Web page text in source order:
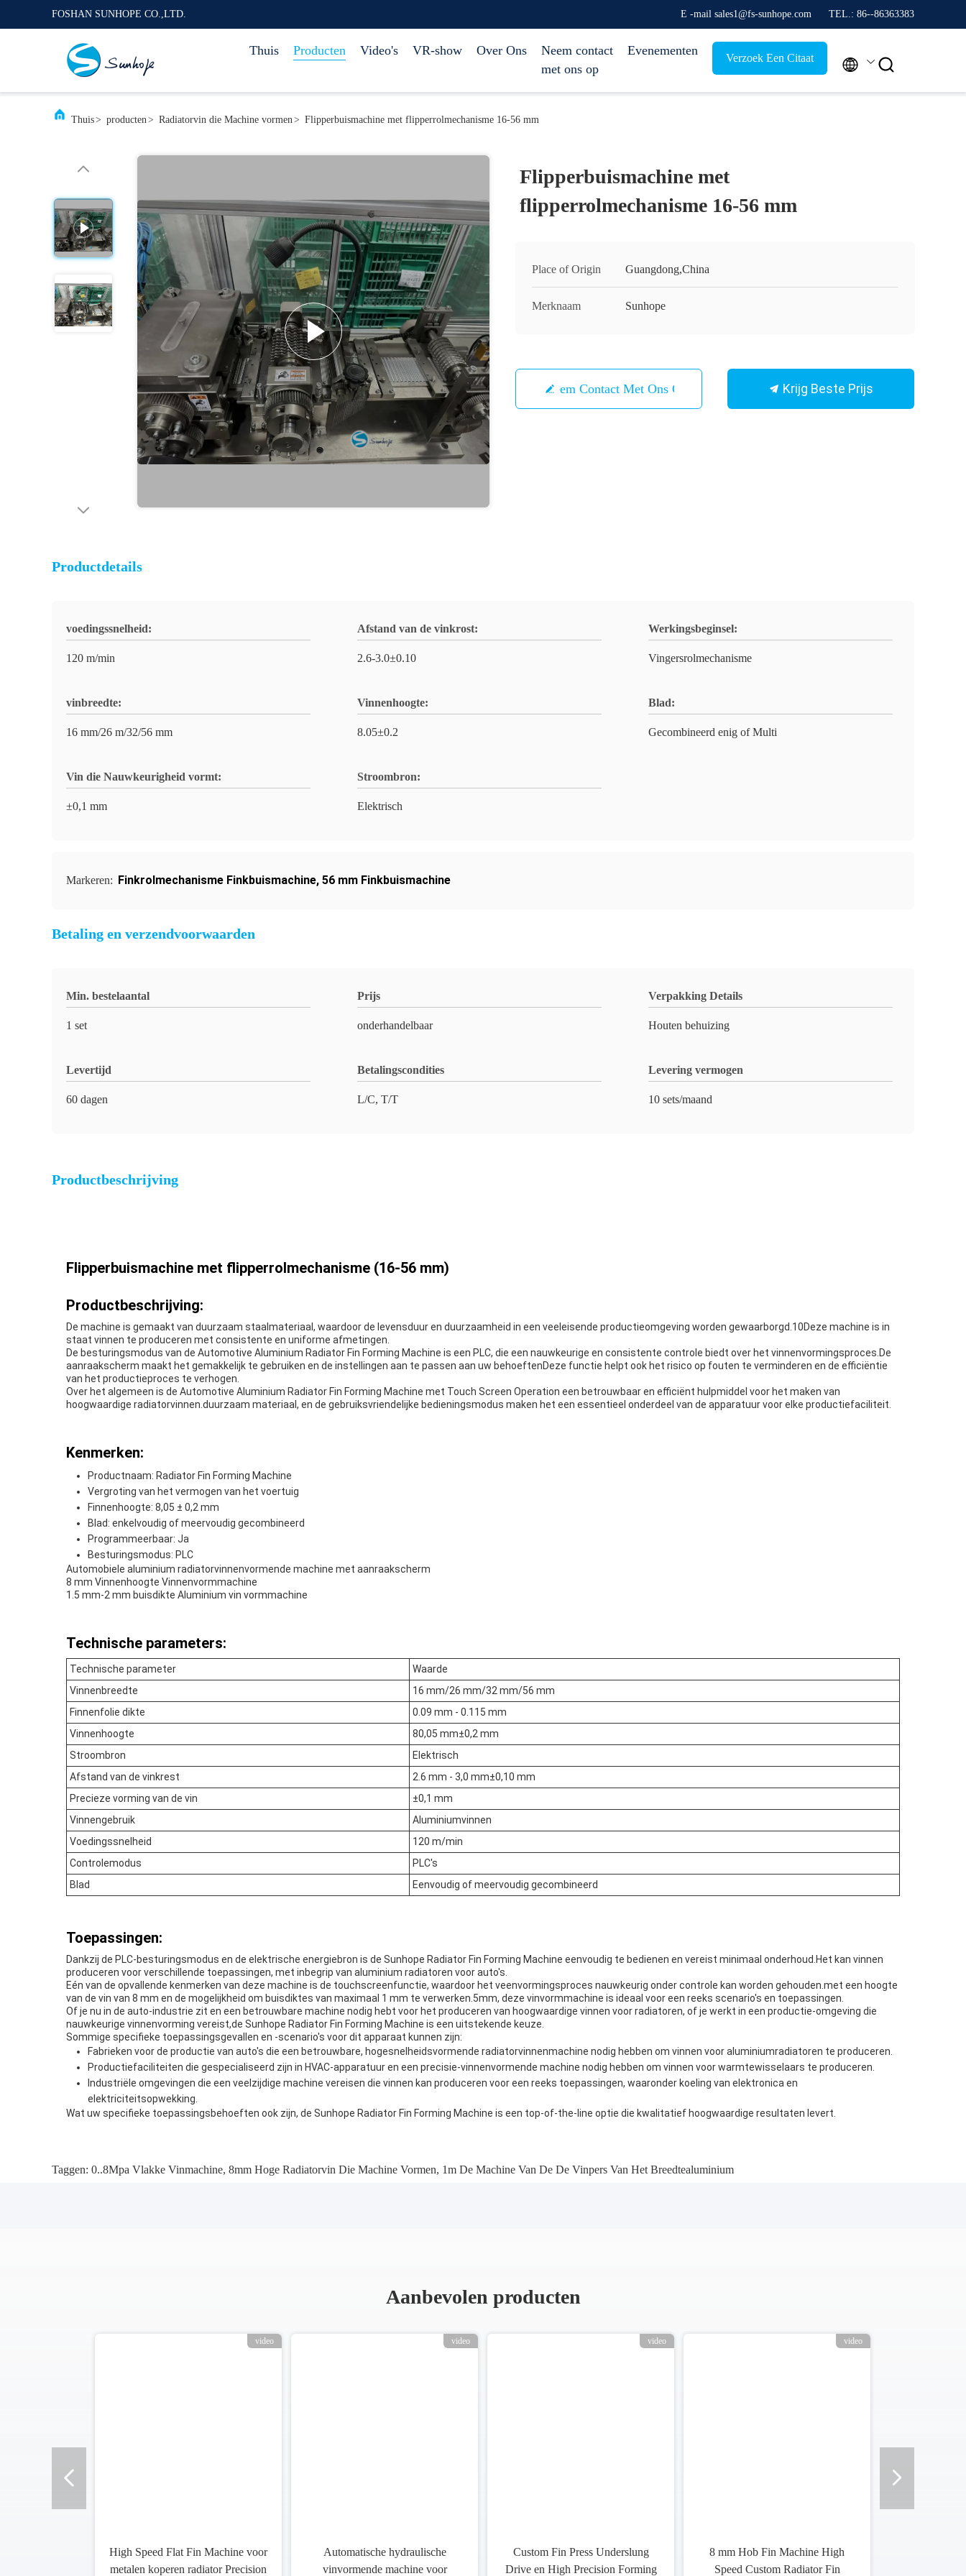
FOSHAN SUNHOPE CO.,LTD. E -mail sales1@fs-sunhope.com TEL.: 86--86363383
Thuis Producten Video's VR-show Over Ons
Neem contact
met ons op
Evenementen
Verzoek Een Citaat  
Thuis> producten> Radiatorvin die Machine vormen> Flipperbuismachine met flipperrolmechanisme 16-56 mm
Flipperbuismachine met
flipperrolmechanisme 16-56 mm
Place of Origin Guangdong,China
Merknaam Sunhope
Neem Contact Met Ons Op Krijg Beste Prijs
Productdetails
voedingssnelheid:
120 m/min
Afstand van de vinkrost:
2.6-3.0±0.10
Werkingsbeginsel:
Vingersrolmechanisme
vinbreedte:
16 mm/26 m/32/56 mm
Vinnenhoogte:
8.05±0.2
Blad:
Gecombineerd enig of Multi
Vin die Nauwkeurigheid vormt:
±0,1 mm
Stroombron:
Elektrisch
Markeren: Finkrolmechanisme Finkbuismachine, 56 mm Finkbuismachine
Betaling en verzendvoorwaarden
Min. bestelaantal
1 set
Prijs
onderhandelbaar
Verpakking Details
Houten behuizing
Levertijd
60 dagen
Betalingscondities
L/C, T/T
Levering vermogen
10 sets/maand
Productbeschrijving
Flipperbuismachine met flipperrolmechanisme (16-56 mm)
Productbeschrijving:
De machine is gemaakt van duurzaam staalmateriaal, waardoor de levensduur en duurzaamheid in een veeleisende productieomgeving worden gewaarborgd.10Deze machine is in
staat vinnen te produceren met consistente en uniforme afmetingen.
De besturingsmodus van de Automotive Aluminium Radiator Fin Forming Machine is een PLC, die een nauwkeurige en consistente controle biedt over het vinnenvormingsproces.De
aanraakscherm maakt het gemakkelijk te gebruiken en de instellingen aan te passen aan uw behoeftenDeze functie helpt ook het risico op fouten te verminderen en de efficiëntie
van het productieproces te verhogen.
Over het algemeen is de Automotive Aluminium Radiator Fin Forming Machine met Touch Screen Operation een betrouwbaar en efficiënt hulpmiddel voor het maken van
hoogwaardige radiatorvinnen.duurzaam materiaal, en de gebruiksvriendelijke bedieningsmodus maken het een essentieel onderdeel van de apparatuur voor elke productiefaciliteit.
Kenmerken:
Productnaam: Radiator Fin Forming Machine
Vergroting van het vermogen van het voertuig
Finnenhoogte: 8,05 ± 0,2 mm
Blad: enkelvoudig of meervoudig gecombineerd
Programmeerbaar: Ja
Besturingsmodus: PLC
Automobiele aluminium radiatorvinnenvormende machine met aanraakscherm
8 mm Vinnenhoogte Vinnenvormmachine
1.5 mm-2 mm buisdikte Aluminium vin vormmachine
Technische parameters:
Technische parameter
Waarde
Vinnenbreedte
16 mm/26 mm/32 mm/56 mm
Finnenfolie dikte
0.09 mm - 0.115 mm
Vinnenhoogte
80,05 mm±0,2 mm
Stroombron
Elektrisch
Afstand van de vinkrest
2.6 mm - 3,0 mm±0,10 mm
Precieze vorming van de vin
±0,1 mm
Vinnengebruik
Aluminiumvinnen
Voedingssnelheid
120 m/min
Controlemodus
PLC's
Blad
Eenvoudig of meervoudig gecombineerd
Toepassingen:
Dankzij de PLC-besturingsmodus en de elektrische energiebron is de Sunhope Radiator Fin Forming Machine eenvoudig te bedienen en vereist minimaal onderhoud.Het kan vinnen
produceren voor verschillende toepassingen, met inbegrip van aluminium radiatoren voor auto's.
Eén van de opvallende kenmerken van deze machine is de touchscreenfunctie, waardoor het veenvormingsproces nauwkeurig onder controle kan worden gehouden.met een hoogte
van de vin van 8 mm en de mogelijkheid om buisdiktes van maximaal 1 mm te verwerken.5mm, deze vinvormmachine is ideaal voor een reeks scenario's en toepassingen.
Of je nu in de auto-industrie zit en een betrouwbare machine nodig hebt voor het produceren van hoogwaardige vinnen voor radiatoren, of je werkt in een productie-omgeving die
nauwkeurige vinnenvorming vereist,de Sunhope Radiator Fin Forming Machine is een uitstekende keuze.
Sommige specifieke toepassingsgevallen en -scenario's voor dit apparaat kunnen zijn:
Fabrieken voor de productie van auto's die een betrouwbare, hogesnelheidsvormende radiatorvinnenmachine nodig hebben om vinnen voor aluminiumradiatoren te produceren.
Productiefaciliteiten die gespecialiseerd zijn in HVAC-apparatuur en een precisie-vinnenvormende machine nodig hebben om vinnen voor warmtewisselaars te produceren.
Industriële omgevingen die een veelzijdige machine vereisen die vinnen kan produceren voor een reeks toepassingen, waaronder koeling van elektronica en
elektriciteitsopwekking.
Wat uw specifieke toepassingsbehoeften ook zijn, de Sunhope Radiator Fin Forming Machine is een top-of-the-line optie die kwalitatief hoogwaardige resultaten levert.
Taggen: 0..8Mpa Vlakke Vinmachine, 8mm Hoge Radiatorvin Die Machine Vormen, 1m De Machine Van De De Vinpers Van Het Breedtealuminium
Aanbevolen producten
video
High Speed Flat Fin Machine voor
metalen koperen radiator Precision
video
Automatische hydraulische
vinvormende machine voor
video
Custom Fin Press Underslung
Drive en High Precision Forming
video
8 mm Hob Fin Machine High
Speed Custom Radiator Fin